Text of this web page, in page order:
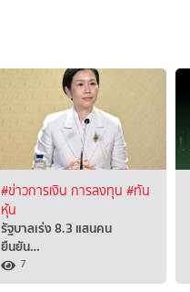
#ข่าวการเงิน การลงทุน #ทัน
หุ้น
รัฐบาลเร่ง 8.3 แสนคน
ยืนยัน…
7